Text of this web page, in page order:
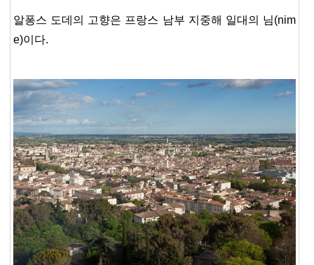
알퐁스 도데의 고향은 프랑스 남부 지중해 일대의 님(nim
e)이다.